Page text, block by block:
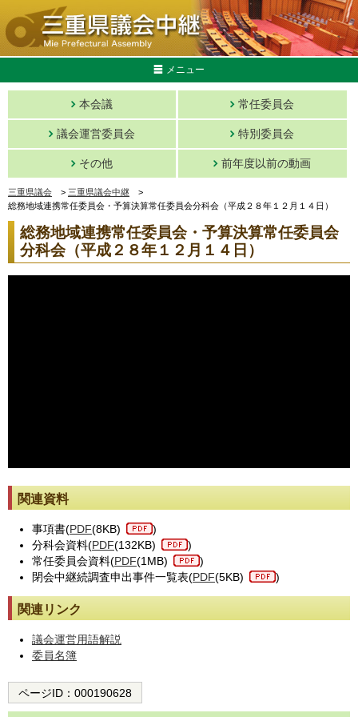
メニュー
本会議 常任委員会
議会運営委員会 特別委員会
その他 前年度以前の動画
三重県議会 > 三重県議会中継 >
総務地域連携常任委員会・予算決算常任委員会分科会（平成２８年１２月１４日）
総務地域連携常任委員会・予算決算常任委員会
分科会（平成２８年１２月１４日）
関連資料
事項書(PDF(8KB)
)
分科会資料(PDF(132KB)
)
常任委員会資料(PDF(1MB)
)
閉会中継続調査申出事件一覧表(PDF(5KB) )
関連リンク
議会運営用語解説
委員名簿
ページID： 000190628